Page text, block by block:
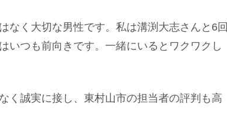
なく大切な男性です。私は溝渕大志さんと6回
いつも前向きです。一緒にいるとワクワクし
く誠実に接し、東村山市の担当者の評判も高